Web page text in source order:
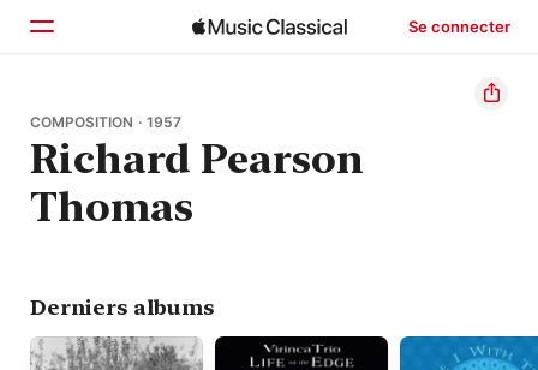
Se connecter
Accueil
Parcourir
Rechercher
COMPOSITION · 1957
Richard Pearson
Thomas
Derniers albums